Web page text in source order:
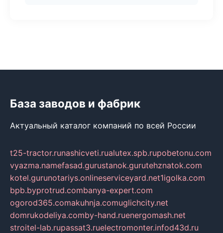
База заводов и фабрик
Актуальный каталог компаний по всей России
t25-tractor.runashicveti.rualutex.spb.rupobetonu.com
vyazma.namefasad.gurustanok.gurutehznatok.com
kotel.gurunotariys.onlineserviceyard.net1igolka.com
bpb.byprotrud.combanya-expert.com
ogorod365.comakuhnja.comuglichcity.net
domrukodeliya.comby-hand.ruenergomash.net
stroitel-lab.rupassat3.ruelectromonter.infod43d.ru